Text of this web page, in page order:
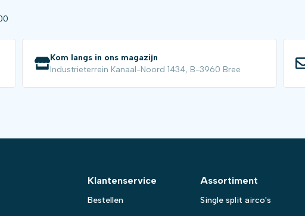
Kom langs in ons magazijn
Industrieterrein Kanaal-Noord 1434, B-3960 Bree
Klantenservice
Bestellen
Assortiment
Single split airco's